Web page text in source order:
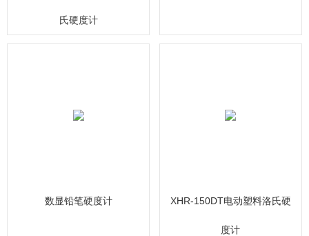
氏硬度计
数显铅笔硬度计 XHR-150DT电动塑料洛氏硬
度计